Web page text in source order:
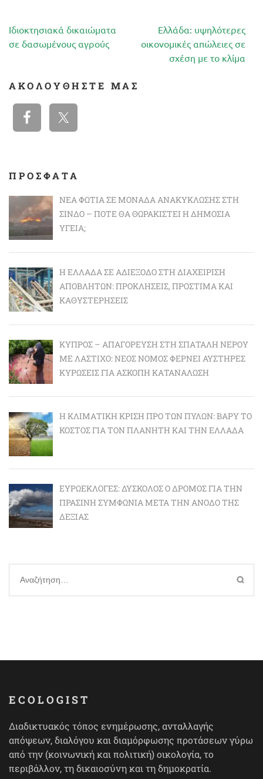
Πλοήγηση
άρθρων
Ιδιοκτησιακά δικαιώματα
σε δασωμένους αγρούς
Ελλάδα: υψηλότερες
οικονομικές απώλειες σε
σχέση με το κλίμα
ΑΚΟΛΟΥΘΉΣΤΕ ΜΑΣ
ΠΡΟΣΦΑΤΑ
ΝΈΑ ΦΩΤΙΆ ΣΕ ΜΟΝΆΔΑ ΑΝΑΚΎΚΛΩΣΗΣ ΣΤΗ
ΣΊΝΔΟ – ΠΌΤΕ ΘΑ ΘΩΡΑΚΙΣΤΕΊ Η ΔΗΜΌΣΙΑ
ΥΓΕΊΑ;
Η ΕΛΛΆΔΑ ΣΕ ΑΔΙΈΞΟΔΟ ΣΤΗ ΔΙΑΧΕΊΡΙΣΗ
ΑΠΟΒΛΉΤΩΝ: ΠΡΟΚΛΉΣΕΙΣ, ΠΡΌΣΤΙΜΑ ΚΑΙ
ΚΑΘΥΣΤΕΡΉΣΕΙΣ
ΚΎΠΡΟΣ – ΑΠΑΓΌΡΕΥΣΗ ΣΤΗ ΣΠΑΤΆΛΗ ΝΕΡΟΎ
ΜΕ ΛΆΣΤΙΧΟ: ΝΈΟΣ ΝΌΜΟΣ ΦΈΡΝΕΙ ΑΥΣΤΗΡΈΣ
ΚΥΡΏΣΕΙΣ ΓΙΑ ΆΣΚΟΠΗ ΚΑΤΑΝΆΛΩΣΗ
Η ΚΛΙΜΑΤΙΚΉ ΚΡΊΣΗ ΠΡΟ ΤΩΝ ΠΥΛΏΝ: BΑΡΎ ΤΟ
ΚΌΣΤΟΣ ΓΙΑ ΤΟΝ ΠΛΑΝΉΤΗ ΚΑΙ ΤΗΝ ΕΛΛΆΔΑ
ΕΥΡΩΕΚΛΟΓΈΣ: ΔΎΣΚΟΛΟΣ Ο ΔΡΌΜΟΣ ΓΙΑ ΤΗΝ
ΠΡΆΣΙΝΗ ΣΥΜΦΩΝΊΑ ΜΕΤΆ ΤΗΝ ΆΝΟΔΟ ΤΗΣ
ΔΕΞΙΆΣ
Αναζήτηση
για:
ECOLOGIST
Διαδικτυακός τόπος ενημέρωσης, ανταλλαγής
απόψεων, διαλόγου και διαμόρφωσης προτάσεων γύρω
από την (κοινωνική και πολιτική) οικολογία, το
περιβάλλον, τη δικαιοσύνη και τη δημοκρατία.